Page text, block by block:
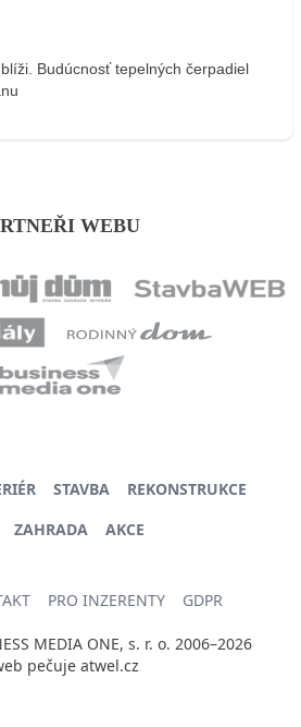
Budúcnosť tepelných čerpadiel
WEBU
STAVBA
REKONSTRUKCE
ZAHRADA
AKCE
PRO INZERENTY GDPR
MEDIA ONE, s. r. o. 2006–2026